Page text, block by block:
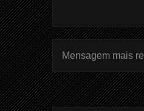
Mensagem mais